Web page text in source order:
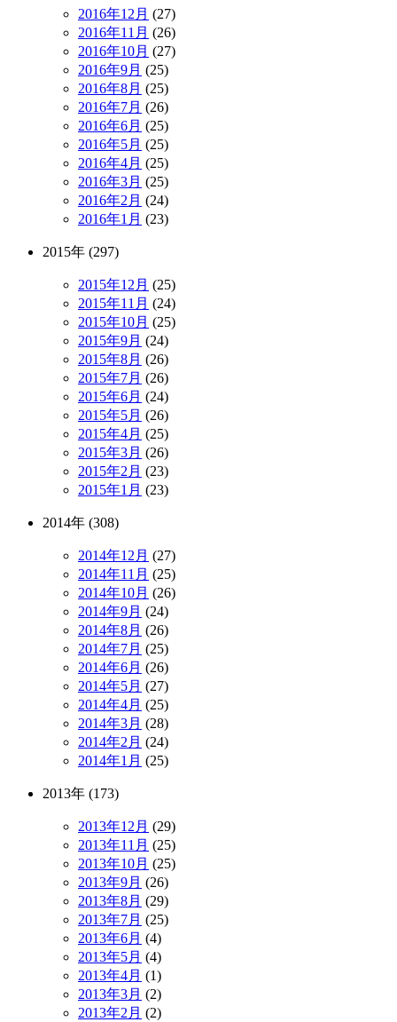
2016年12月 (27)
2016年11月 (26)
2016年10月 (27)
2016年9月 (25)
2016年8月 (25)
2016年7月 (26)
2016年6月 (25)
2016年5月 (25)
2016年4月 (25)
2016年3月 (25)
2016年2月 (24)
2016年1月 (23)
2015年 (297)
2015年12月 (25)
2015年11月 (24)
2015年10月 (25)
2015年9月 (24)
2015年8月 (26)
2015年7月 (26)
2015年6月 (24)
2015年5月 (26)
2015年4月 (25)
2015年3月 (26)
2015年2月 (23)
2015年1月 (23)
2014年 (308)
2014年12月 (27)
2014年11月 (25)
2014年10月 (26)
2014年9月 (24)
2014年8月 (26)
2014年7月 (25)
2014年6月 (26)
2014年5月 (27)
2014年4月 (25)
2014年3月 (28)
2014年2月 (24)
2014年1月 (25)
2013年 (173)
2013年12月 (29)
2013年11月 (25)
2013年10月 (25)
2013年9月 (26)
2013年8月 (29)
2013年7月 (25)
2013年6月 (4)
2013年5月 (4)
2013年4月 (1)
2013年3月 (2)
2013年2月 (2)